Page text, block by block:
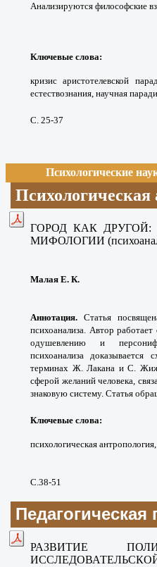
Анализируются философские
Ключевые слова:
кризис аристотелевской
естествознания, научная
С. 25-37
Психологические
Психологическая
ГОРОД КАК
МИФОЛОГИИ
Малая Е. К.
Аннотация. Статья
психоанализа. Автор
одушевлению и
психоанализа
терминах Ж. Лакана и С.
сферой желаний человека,
знаковую систему. Статья
Ключевые слова:
психологическая
С.38-51
Педагогическая
РАЗВИТИЕ